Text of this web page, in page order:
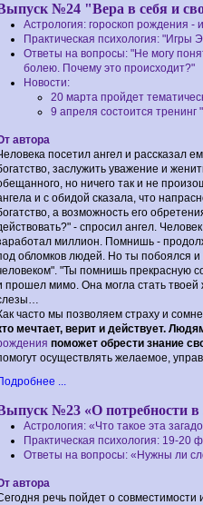
№24 "Вера в себя и
Астрология: гороскоп рождения -
Практическая психология: "Игры
Ответы на вопросы: "Не могу
болею. Почему это происходит?"
Новости:
20 марта пройдет
9 апреля состоится
автора
посетил ангел и рассказал
заслужить уважение и
но ничего так и не
и с обидой сказала, что
а возможность его
- спросил ангел.
миллион. Помнишь -
обломков людей. Но ты побоялся
"Ты помнишь прекрасную
прошел мимо. Она могла стать твоей
часто мы позволяем страху и
мечтает, верит и действует.
поможет обрести знание
осуществлять желаемое,
...
№23 «О потребности в
Астрология: «Что такое эта
Практическая психология: 19-20
Ответы на вопросы: «Нужны ли
автора
речь пойдет о